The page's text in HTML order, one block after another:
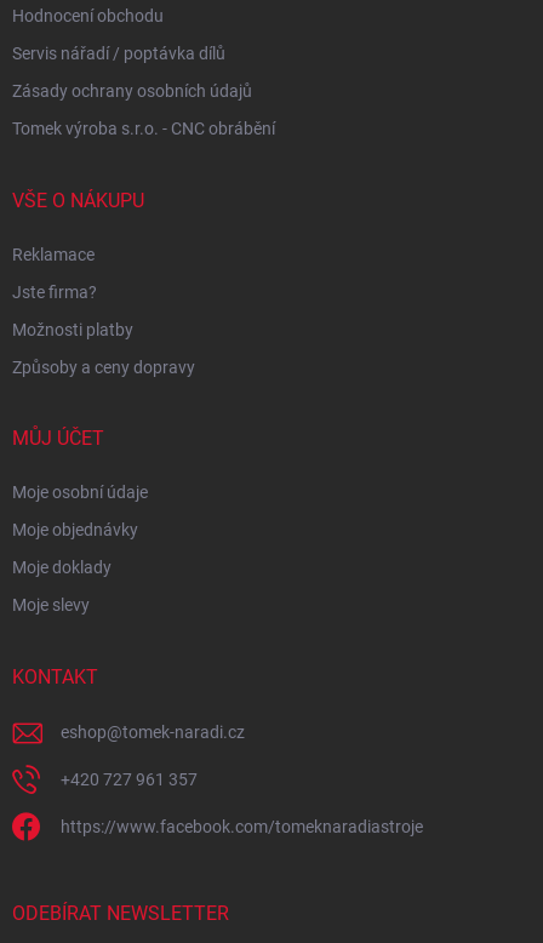
Hodnocení obchodu
Servis nářadí / poptávka dílů
Zásady ochrany osobních údajů
Tomek výroba s.r.o. - CNC obrábění
VŠE O NÁKUPU
Reklamace
Jste firma?
Možnosti platby
Způsoby a ceny dopravy
MŮJ ÚČET
Moje osobní údaje
Moje objednávky
Moje doklady
Moje slevy
KONTAKT
eshop@tomek-naradi.cz
+420 727 961 357
https://www.facebook.com/tomeknaradiastroje
ODEBÍRAT NEWSLETTER